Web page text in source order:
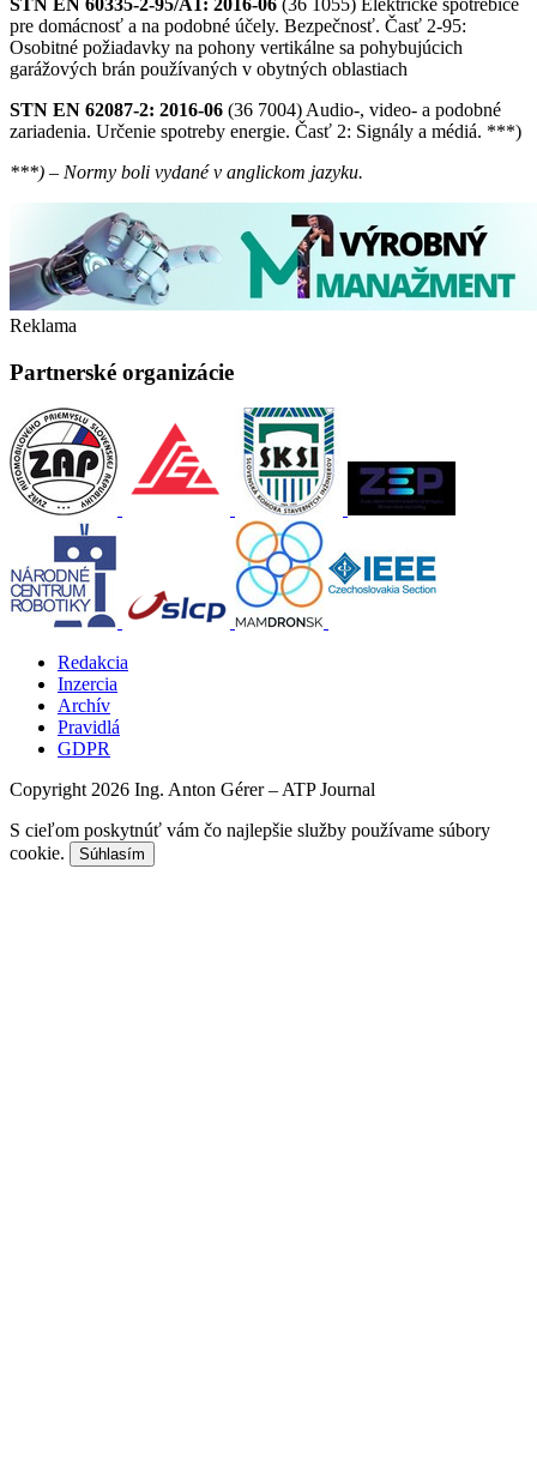
pre domácnosť a na podobné účely. Bezpečnosť. Časť 2-95:
Osobitné požiadavky na pohony vertikálne sa pohybujúcich
garážových brán používaných v obytných oblastiach
STN EN 62087-2: 2016-06 (36 7004) Audio-, video- a podobné
zariadenia. Určenie spotreby energie. Časť 2: Signály a médiá. ***)
***) – Normy boli vydané v anglickom jazyku.
Reklama
Partnerské organizácie
Redakcia
Inzercia
Archív
Pravidlá
GDPR
Copyright 2026 Ing. Anton Gérer – ATP Journal
S cieľom poskytnúť vám čo najlepšie služby používame súbory
cookie.
Súhlasím